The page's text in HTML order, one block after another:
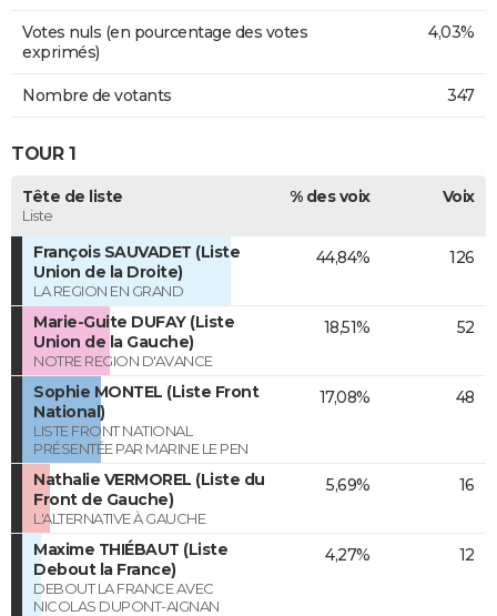
Votes nuls (en pourcentage des votes
exprimés)
4,03%
Nombre de votants 347
TOUR 1
Tête de liste
Liste
% des voix Voix
François SAUVADET (Liste
Union de la Droite)
LA REGION EN GRAND
44,84% 126
Marie-Guite DUFAY (Liste
Union de la Gauche)
NOTRE REGION D'AVANCE
18,51% 52
Sophie MONTEL (Liste Front
National)
LISTE FRONT NATIONAL
PRÉSENTÉE PAR MARINE LE PEN
17,08% 48
Nathalie VERMOREL (Liste du
Front de Gauche)
L'ALTERNATIVE À GAUCHE
5,69% 16
Maxime THIÉBAUT (Liste
Debout la France)
DEBOUT LA FRANCE AVEC
NICOLAS DUPONT-AIGNAN
4,27% 12